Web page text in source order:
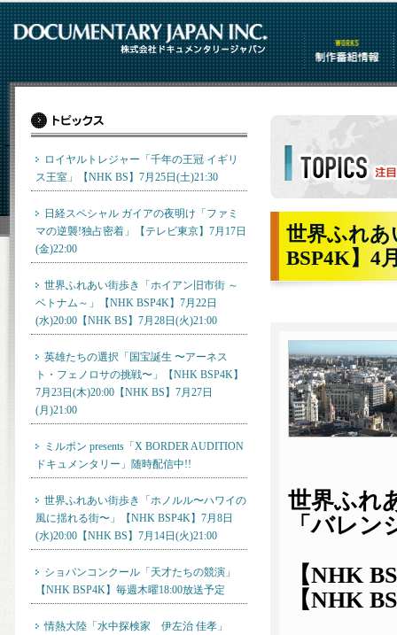
制作番組情報
世界ふれ
BSP4K】4
世界ふれ
「バレ
【NHK
【NHK
ロイヤルトレジャー「千年の王冠 イギリ
ス王室」【NHK BS】7月25日(土)21:30
日経スペシャル ガイアの夜明け「ファミ
マの逆襲!独占密着」【テレビ東京】7月17日
(金)22:00
世界ふれあい街歩き「ホイアン旧市街 ～
ベトナム～」【NHK BSP4K】7月22日
(水)20:00【NHK BS】7月28日(火)21:00
英雄たちの選択「国宝誕生 〜アーネス
ト・フェノロサの挑戦〜」【NHK BSP4K】
7月23日(木)20:00【NHK BS】7月27日
(月)21:00
ミルボン presents「X BORDER AUDITION
ドキュメンタリー」随時配信中!!
世界ふれあい街歩き「ホノルル〜ハワイの
風に揺れる街〜」【NHK BSP4K】7月8日
(水)20:00【NHK BS】7月14日(火)21:00
ショパンコンクール「天才たちの競演」
【NHK BSP4K】毎週木曜18:00放送予定
情熱大陸「水中探検家 伊左治 佳孝」